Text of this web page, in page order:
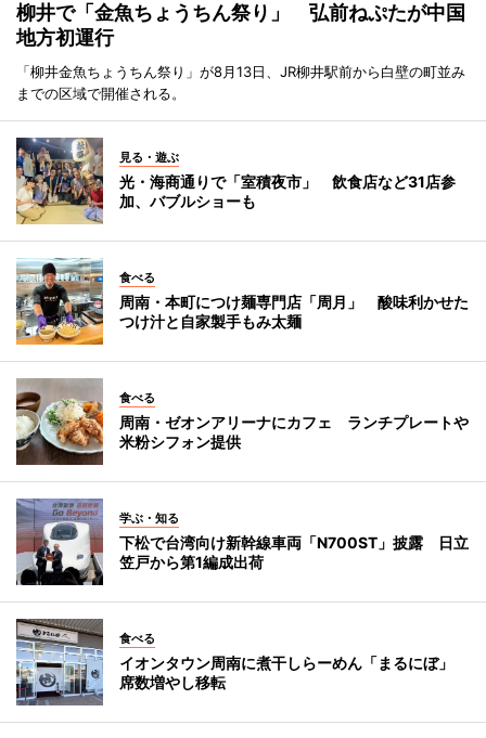
柳井で「金魚ちょうちん祭り」 弘前ねぷたが中国
地方初運行
「柳井金魚ちょうちん祭り」が8月13日、JR柳井駅前から白壁の町並み
までの区域で開催される。
見る・遊ぶ
光・海商通りで「室積夜市」 飲食店など31店参
加、バブルショーも
食べる
周南・本町につけ麺専門店「周月」 酸味利かせた
つけ汁と自家製手もみ太麺
食べる
周南・ゼオンアリーナにカフェ ランチプレートや
米粉シフォン提供
学ぶ・知る
下松で台湾向け新幹線車両「N700ST」披露 日立
笠戸から第1編成出荷
食べる
イオンタウン周南に煮干しらーめん「まるにぼ」
席数増やし移転